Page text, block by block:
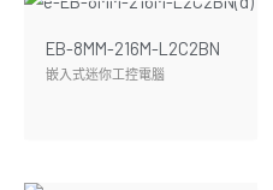
EB-8MM-216M-L2C2BN
嵌入式迷你工控電腦